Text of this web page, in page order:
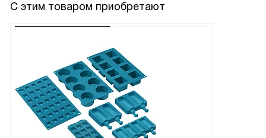
С этим товаром приобретают